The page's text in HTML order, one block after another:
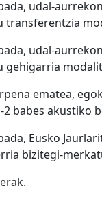
udal-
transferentzia
udal-
gehigarria
ematea,
2 babes akustiko
Eusko
bizitegi-